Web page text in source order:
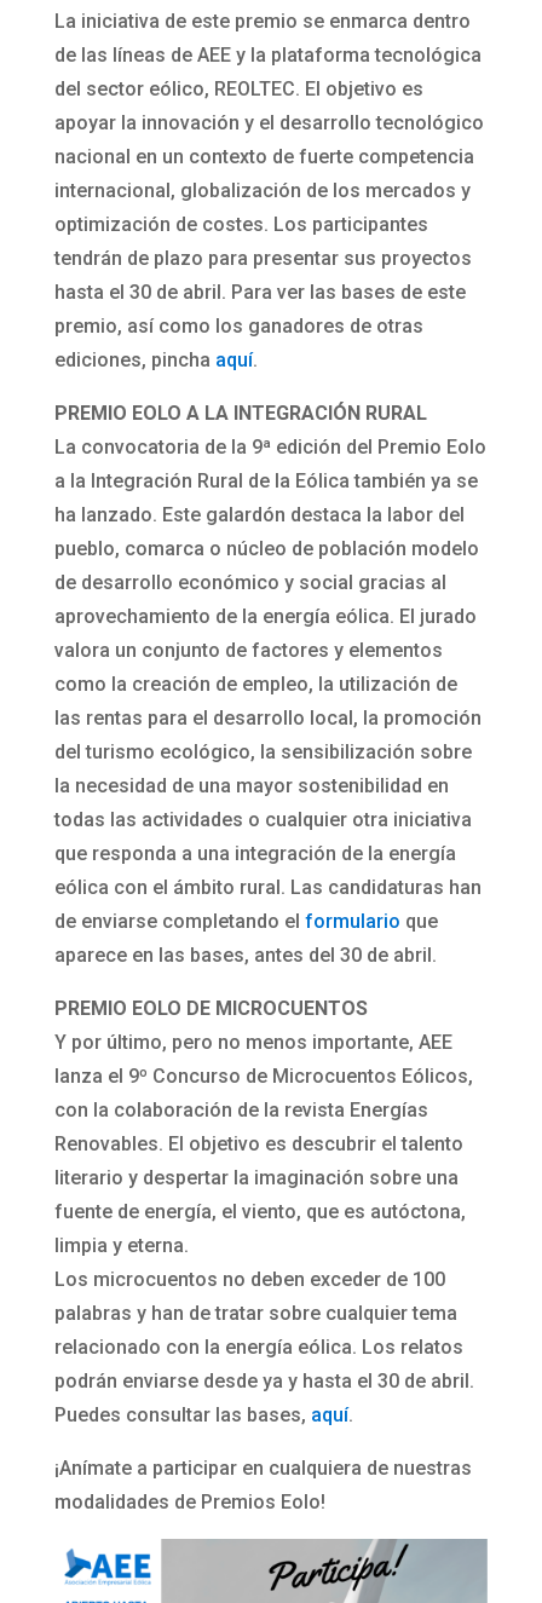
La iniciativa de este premio se enmarca dentro
de las líneas de AEE y la plataforma tecnológica
del sector eólico, REOLTEC. El objetivo es
apoyar la innovación y el desarrollo tecnológico
nacional en un contexto de fuerte competencia
internacional, globalización de los mercados y
optimización de costes. Los participantes
tendrán de plazo para presentar sus proyectos
hasta el 30 de abril. Para ver las bases de este
premio, así como los ganadores de otras
ediciones, pincha aquí.
PREMIO EOLO A LA INTEGRACIÓN RURAL
La convocatoria de la 9ª edición del Premio Eolo
a la Integración Rural de la Eólica también ya se
ha lanzado. Este galardón destaca la labor del
pueblo, comarca o núcleo de población modelo
de desarrollo económico y social gracias al
aprovechamiento de la energía eólica. El jurado
valora un conjunto de factores y elementos
como la creación de empleo, la utilización de
las rentas para el desarrollo local, la promoción
del turismo ecológico, la sensibilización sobre
la necesidad de una mayor sostenibilidad en
todas las actividades o cualquier otra iniciativa
que responda a una integración de la energía
eólica con el ámbito rural. Las candidaturas han
de enviarse completando el formulario que
aparece en las bases, antes del 30 de abril.
PREMIO EOLO DE MICROCUENTOS
Y por último, pero no menos importante, AEE
lanza el 9º Concurso de Microcuentos Eólicos,
con la colaboración de la revista Energías
Renovables. El objetivo es descubrir el talento
literario y despertar la imaginación sobre una
fuente de energía, el viento, que es autóctona,
limpia y eterna.
Los microcuentos no deben exceder de 100
palabras y han de tratar sobre cualquier tema
relacionado con la energía eólica. Los relatos
podrán enviarse desde ya y hasta el 30 de abril.
Puedes consultar las bases, aquí.
¡Anímate a participar en cualquiera de nuestras
modalidades de Premios Eolo!